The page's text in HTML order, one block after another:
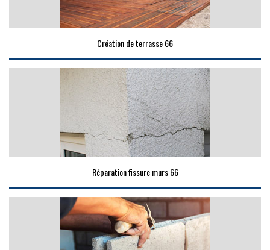
Création de terrasse 66
Réparation fissure murs 66